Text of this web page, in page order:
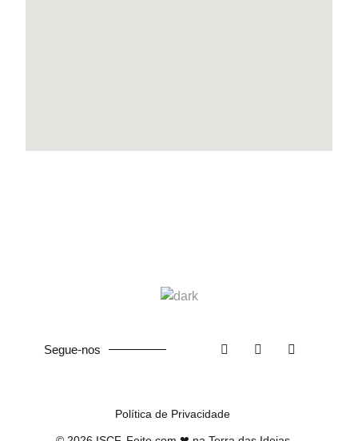
Segue-nos
Política de Privacidade